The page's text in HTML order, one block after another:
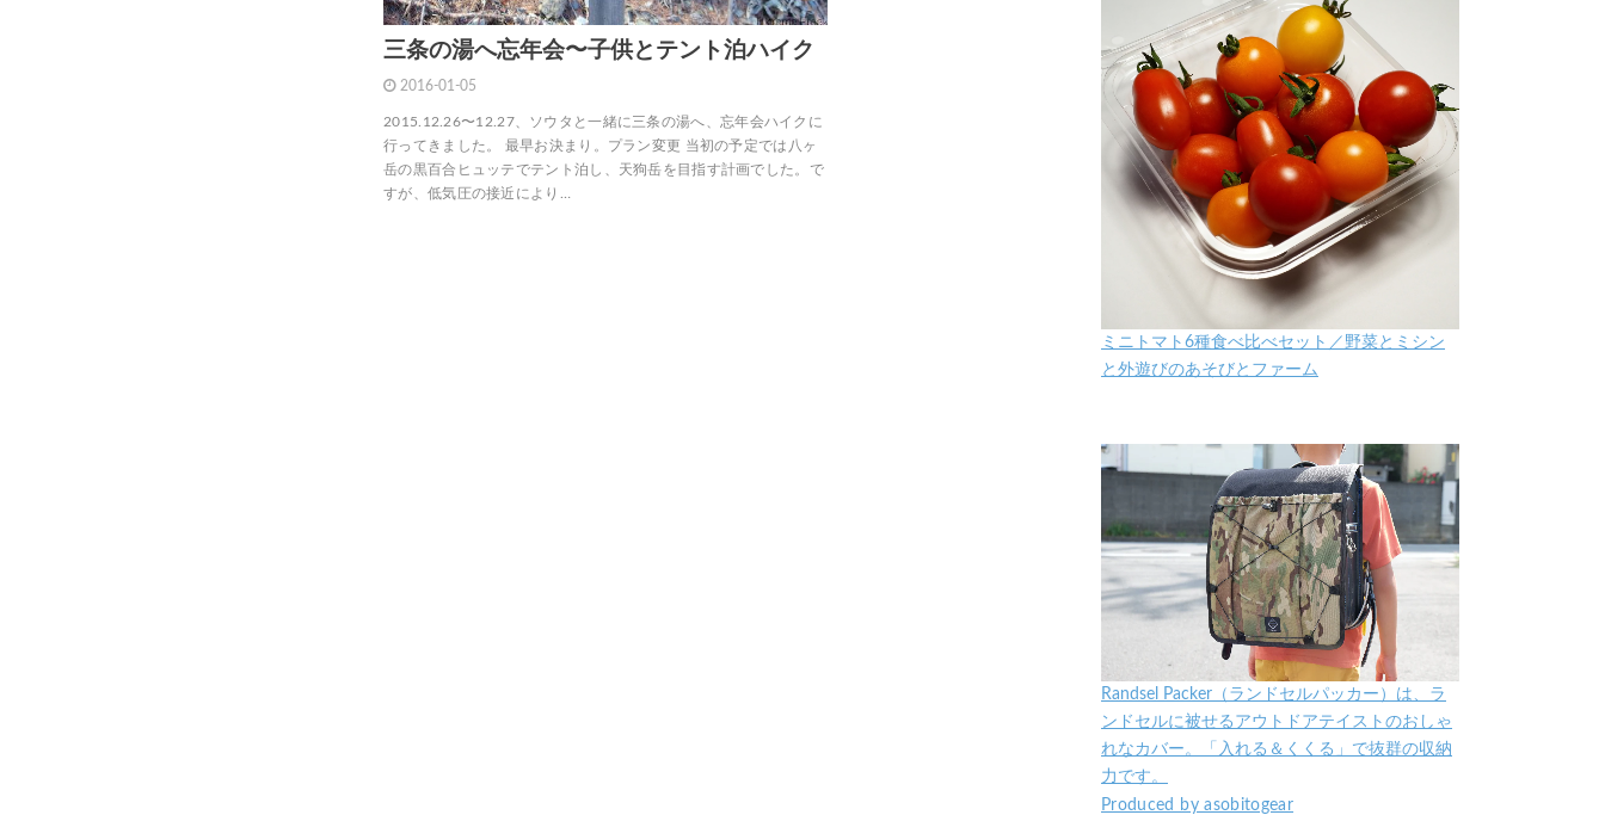
三条の湯へ忘年会〜子供とテント泊ハイク
2016-01-05
2015.12.26〜12.27、ソウタと一緒に三条の湯へ、忘年会ハイクに
行ってきました。 最早お決まり。プラン変更 当初の予定では八ヶ
岳の黒百合ヒュッテでテント泊し、天狗岳を目指す計画でした。で
すが、低気圧の接近により…
ミニトマト6種食べ比べセット／野菜とミシン
と外遊びのあそびとファーム
Randsel Packer（ランドセルパッカー）は、ラ
ンドセルに被せるアウトドアテイストのおしゃ
れなカバー。「入れる＆くくる」で抜群の収納
力です。
Produced by asobitogear